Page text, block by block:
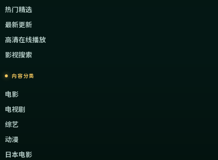
热门精选
最新更新
高清在线播放
影视搜索
内容分类
电影
电视剧
综艺
动漫
日本电影